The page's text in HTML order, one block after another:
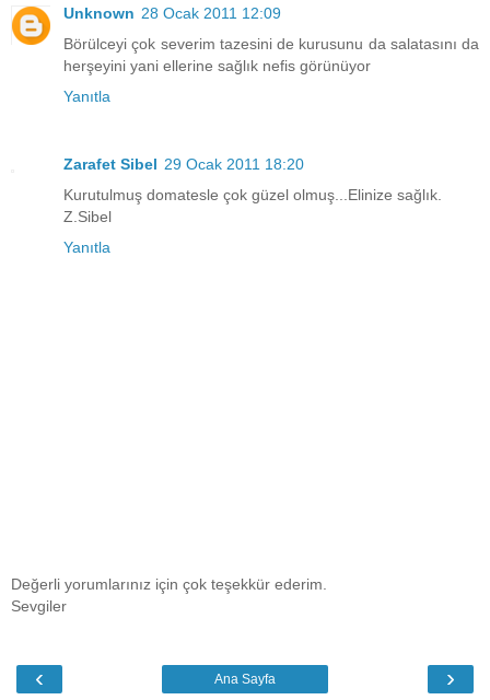
Unknown 28 Ocak 2011 12:09
Börülceyi çok severim tazesini de kurusunu da salatasını da
herşeyini yani ellerine sağlık nefis görünüyor
Yanıtla
Zarafet Sibel 29 Ocak 2011 18:20
Kurutulmuş domatesle çok güzel olmuş...Elinize sağlık.
Z.Sibel
Yanıtla
Değerli yorumlarınız için çok teşekkür ederim.
Sevgiler
‹ ›
Ana Sayfa